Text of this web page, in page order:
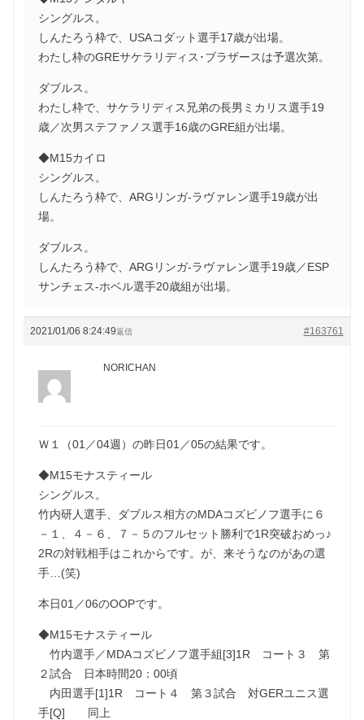
シングルス。
しんたろう枠で、USAコダット選手17歳が出場。
わたし枠のGREサケラリディス･ブラザースは予選次第。
ダブルス。
わたし枠で、サケラリディス兄弟の長男ミカリス選手19
歳／次男ステファノス選手16歳のGRE組が出場。
◆M15カイロ
シングルス。
しんたろう枠で、ARGリンガ-ラヴァレン選手19歳が出
場。
ダブルス。
しんたろう枠で、ARGリンガ-ラヴァレン選手19歳／ESP
サンチェス-ホベル選手20歳組が出場。
2021/01/06 8:24:49 #163761
返信
NORICHAN
Ｗ１（01／04週）の昨日01／05の結果です。
◆M15モナスティール
シングルス。
竹内研人選手、ダブルス相方のMDAコズビノフ選手に６
－１、４－６、７－５のフルセット勝利で1R突破おめっ♪
2Rの対戦相手はこれからです。が、来そうなのがあの選
手…(笑)
本日01／06のOOPです。
◆M15モナスティール
竹内選手／MDAコズビノフ選手組[3]1R コート３ 第
２試合 日本時間20：00頃
内田選手[1]1R コート４ 第３試合 対GERユニス選
手[Q] 同上